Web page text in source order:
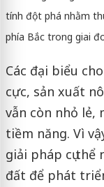
tính đột phá nhằm
phía Bắc trong giai
Các đại biểu
cực, sản xuất
vẫn còn nhỏ lẻ,
tiềm năng. Vì
giải pháp cụ thể
đất để phát